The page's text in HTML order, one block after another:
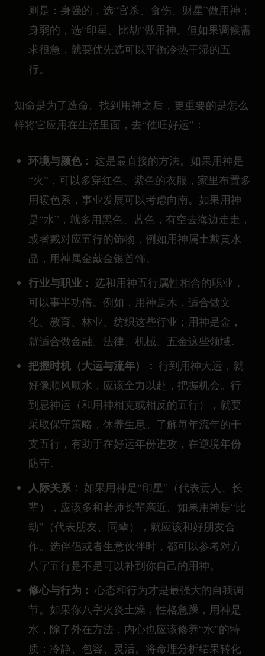
则是：身强的，选“官杀、食伤、财星”做用神；
身弱的，选“印星、比劫”做用神。但如果调候需
求很急，就要优先选可以平衡冷热干湿的五
行。
知命是为了造命。找到用神之后，更重要的是怎么
样将它应用在生活里面，去“催旺好运”：
环境与颜色： 这是最直接的方法。如果用神是
“火”，可以多穿红色、紫色的衣服，家里布置多
用暖色系，事业发展可以考虑向南。如果用神
是“水”，就多用黑色、蓝色，有空去海边走走，
或者戴对应五行的饰物，例如用神属土戴黄水
晶，用神属金戴金银首饰。
行业与职业： 选和用神五行属性相合的职业，
可以事半功倍。例如，用神是木，适合做文
化、教育、林业、纺织这些行业；用神是金，
就适合做金融、法律、机械、五金这些领域。
把握时机（大运与流年）： 行到用神大运，就
好像顺风顺水，应该全力以赴，把握机会。行
到忌神运（和用神相克或相反的五行），就要
采取保守策略，休养生息。了解每年流年的干
支五行，有助于在好运年份进攻，在逆境年份
防守。
人际关系： 如果用神是“印星”（代表贵人、长
辈），应该多和老师长辈亲近。如果用神是“比
劫”（代表朋友、同辈），就应该和好朋友合
作。选伴侣或者生意伙伴时，都可以参考对方
八字五行是不是可以补到你自己的用神。
修心与行为： 心态和行为才是最强大的自我调
节。如果你八字火炎土燥，性格急躁，用神是
水，除了外在方法，内心也应该修养“水”的特
质：冷静、包容、灵活。将命理分析结果转化